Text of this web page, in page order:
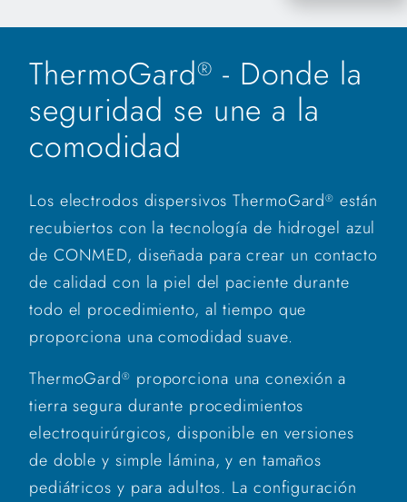
ThermoGard® - Donde la
seguridad se une a la
comodidad
Los electrodos dispersivos ThermoGard® están
recubiertos con la tecnología de hidrogel azul
de CONMED, diseñada para crear un contacto
de calidad con la piel del paciente durante
todo el procedimiento, al tiempo que
proporciona una comodidad suave.
ThermoGard® proporciona una conexión a
tierra segura durante procedimientos
electroquirúrgicos, disponible en versiones
de doble y simple lámina, y en tamaños
pediátricos y para adultos. La configuración